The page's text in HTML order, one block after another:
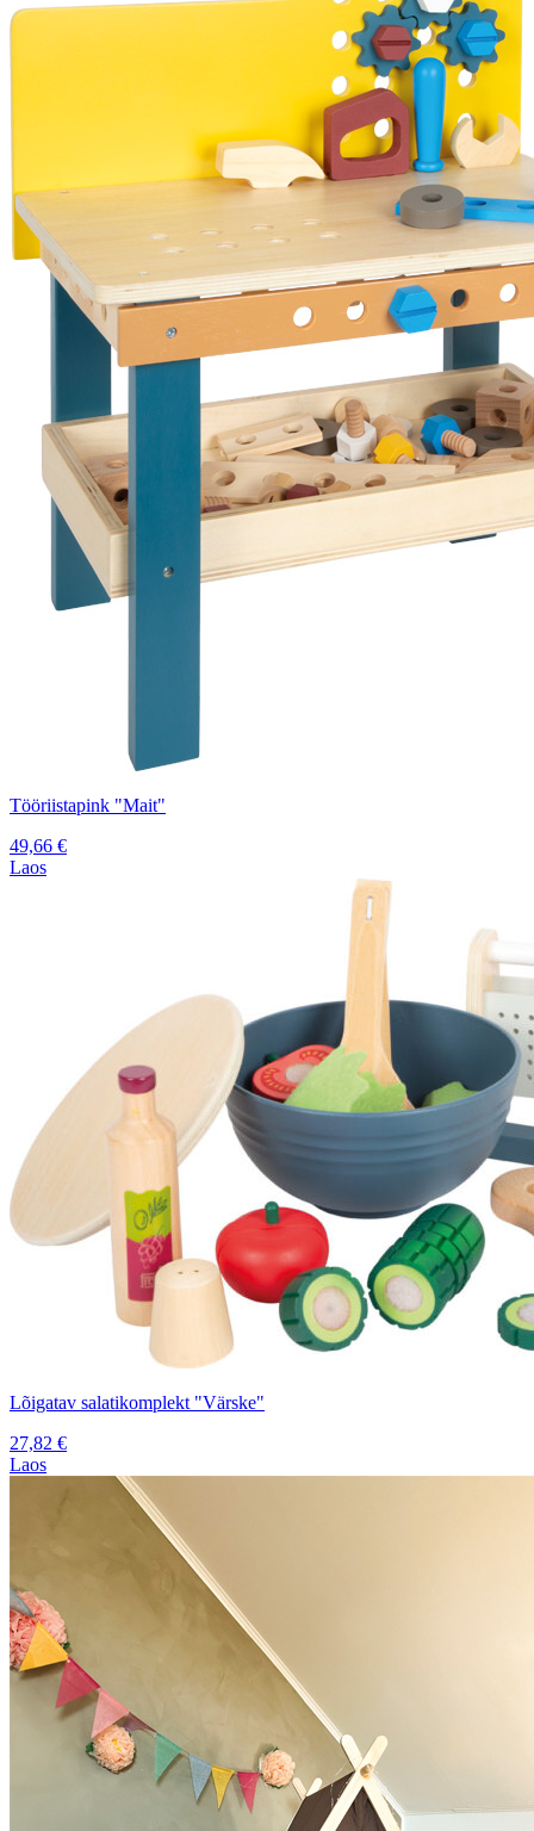
Tööriistapink "Mait"
49,66 €
Laos
Lõigatav salatikomplekt "Värske"
27,82 €
Laos